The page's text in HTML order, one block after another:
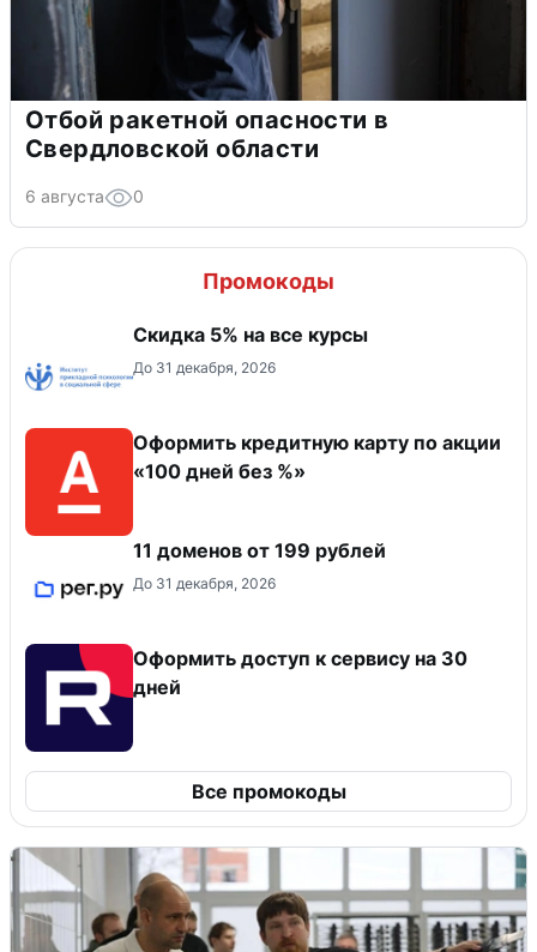
Отбой ракетной опасности в
Свердловской области
6 августа 0
Промокоды
Скидка 5% на все курсы
До 31 декабря, 2026
Оформить кредитную карту по акции
«100 дней без %»
11 доменов от 199 рублей
До 31 декабря, 2026
Оформить доступ к сервису на 30
дней
Все промокоды